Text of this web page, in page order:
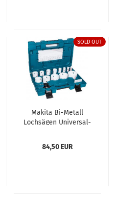
SOLD OUT
Makita Bi-Metall
Lochsägen Universal-
84,50 EUR